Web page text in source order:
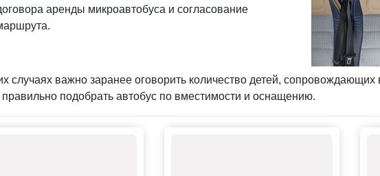
аренды микроавтобуса и согласование
случаях важно заранее оговорить количество детей, сопровождающих
подобрать автобус по вместимости и оснащению.